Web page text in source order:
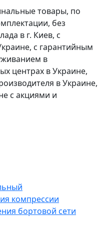
товары, по
без
в г. Киев, с
с гарантийным
в
центрах в Украине,
в Украине,
с акциями и
компрессии
бортовой сети